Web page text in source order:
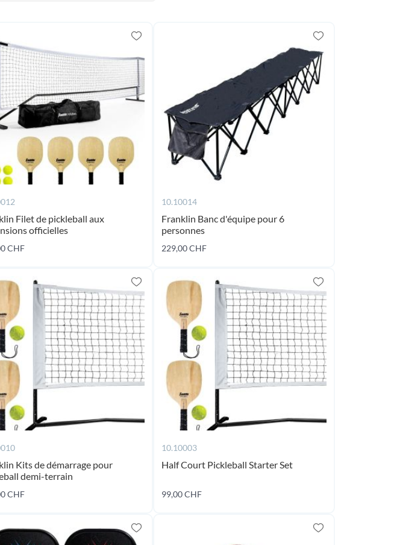
Filet de pickleball aux
officielles
CHF
10.10014
Franklin Banc d'équipe pour 6
personnes
229,00 CHF
Kits de démarrage pour
demi-terrain
CHF
10.10003
Half Court Pickleball Starter Set
99,00 CHF